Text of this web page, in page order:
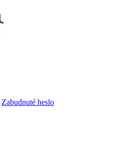
Zabudnuté heslo